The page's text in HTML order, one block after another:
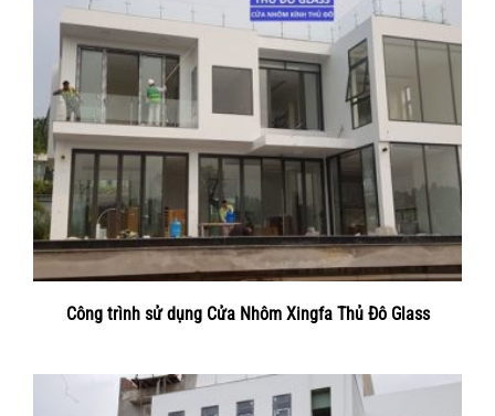
Công trình sử dụng Cửa Nhôm Xingfa Thủ Đô Glass